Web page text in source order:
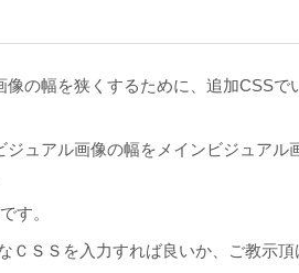
像の幅を狭くするために、追加CSSで
ジュアル画像の幅をメインビジュアル
す。
ＣＳＳを入力すれば良いか、ご教示頂